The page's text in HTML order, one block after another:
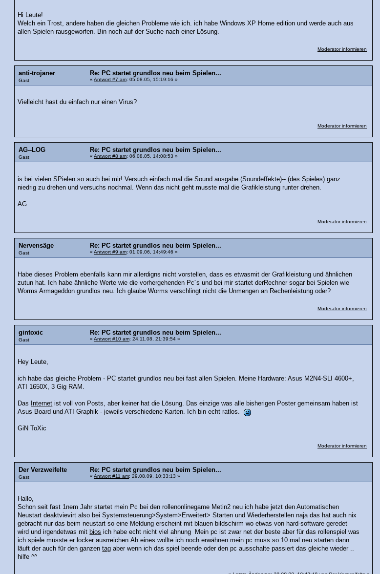
Hi Leute!
Welch ein Trost, andere haben die gleichen Probleme wie ich. ich habe Windows XP Home edition und werde auch aus
allen Spielen rausgeworfen. Bin noch auf der Suche nach einer Lösung.
Moderator informieren
anti-trojaner
Gast
Re: PC startet grundlos neu beim Spielen...
« Antwort #7 am: 05.08.05, 15:19:16 »
Vielleicht hast du einfach nur einen Virus?
Moderator informieren
AG--LOG
Gast
Re: PC startet grundlos neu beim Spielen...
« Antwort #8 am: 06.08.05, 14:08:53 »
is bei vielen SPielen so auch bei mir! Versuch einfach mal die Sound ausgabe (Soundeffekte)-- (des Spieles) ganz
niedrig zu drehen und versuchs nochmal. Wenn das nicht geht musste mal die Grafikleistung runter drehen.
AG
Moderator informieren
Nervensäge
Gast
Re: PC startet grundlos neu beim Spielen...
« Antwort #9 am: 01.09.06, 14:49:46 »
Habe dieses Problem ebenfalls kann mir allerdigns nicht vorstellen, dass es etwasmit der Grafikleistung und ähnlichen
zutun hat. Ich habe ähnliche Werte wie die vorhergehenden Pc´s und bei mir startet derRechner sogar bei Spielen wie
Worms Armageddon grundlos neu. Ich glaube Worms verschlingt nicht die Unmengen an Rechenleistung oder?
Moderator informieren
gintoxic
Gast
Re: PC startet grundlos neu beim Spielen...
« Antwort #10 am: 24.11.08, 21:39:54 »
Hey Leute,
ich habe das gleiche Problem - PC startet grundlos neu bei fast allen Spielen. Meine Hardware: Asus M2N4-SLI 4600+,
ATI 1650X, 3 Gig RAM.
Das Internet ist voll von Posts, aber keiner hat die Lösung. Das einzige was alle bisherigen Poster gemeinsam haben ist
Asus Board und ATI Graphik - jeweils verschiedene Karten. Ich bin echt ratlos.
GiN ToXic
Moderator informieren
Der Verzweifelte
Gast
Re: PC startet grundlos neu beim Spielen...
« Antwort #11 am: 29.08.09, 10:33:13 »
Hallo,
Schon seit fast 1nem Jahr startet mein Pc bei den rollenonlinegame Metin2 neu ich habe jetzt den Automatischen
Neustart deaktvievirt also bei Systemsteuerung>System>Erweitert> Starten und Wiederherstellen naja das hat auch nix
gebracht nur das beim neustart so eine Meldung erscheint mit blauen bildschirm wo etwas von hard-software geredet
wird und irgendetwas mit bios ich habe echt nicht viel ahnung Mein pc ist zwar net der beste aber für das rollenspiel was
ich spiele müsste er locker ausrreichen.Ah eines wollte ich noch erwähnen mein pc muss so 10 mal neu starten dann
läuft der auch für den ganzentag aber wenn ich das spiel beende oder den pc ausschalte passiert das gleiche wieder ..
hilfe ^^